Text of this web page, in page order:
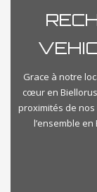
Grace à notre
cœur en
proximités de
l’ensemble